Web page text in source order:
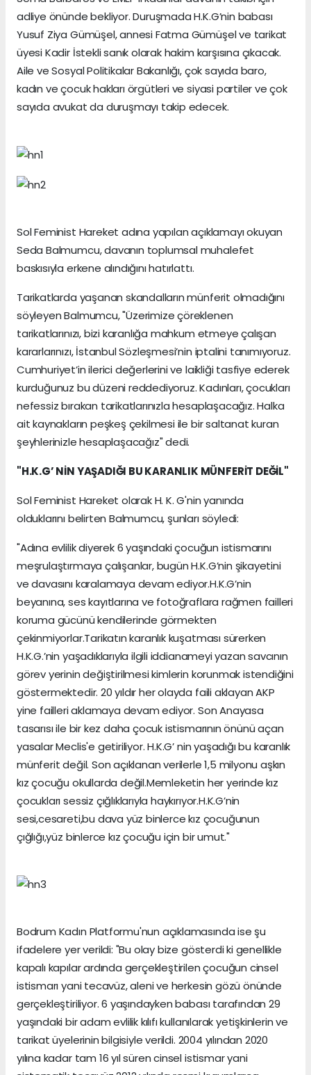
adliye önünde bekliyor. Duruşmada H.K.G’nin babası
Yusuf Ziya Gümüşel, annesi Fatma Gümüşel ve tarikat
üyesi Kadir İstekli sanık olarak hakim karşısına çıkacak.
Aile ve Sosyal Politikalar Bakanlığı, çok sayıda baro,
kadın ve çocuk hakları örgütleri ve siyasi partiler ve çok
sayıda avukat da duruşmayı takip edecek.
Sol Feminist Hareket adına yapılan açıklamayı okuyan
Seda Balmumcu, davanın toplumsal muhalefet
baskısıyla erkene alındığını hatırlattı.
Tarikatlarda yaşanan skandalların münferit olmadığını
söyleyen Balmumcu, "Üzerimize çöreklenen
tarikatlarınızı, bizi karanlığa mahkum etmeye çalışan
kararlarınızı, İstanbul Sözleşmesi’nin iptalini tanımıyoruz.
Cumhuriyet’in ilerici değerlerini ve laikliği tasfiye ederek
kurduğunuz bu düzeni reddediyoruz. Kadınları, çocukları
nefessiz bırakan tarikatlarınızla hesaplaşacağız. Halka
ait kaynakların peşkeş çekilmesi ile bir saltanat kuran
şeyhlerinizle hesaplaşacağız" dedi.
"H.K.G’ NİN YAŞADIĞI BU KARANLIK MÜNFERİT DEĞİL"
Sol Feminist Hareket olarak H. K. G'nin yanında
olduklarını belirten Balmumcu, şunları söyledi:
"Adına evlilik diyerek 6 yaşındaki çocuğun istismarını
meşrulaştırmaya çalışanlar, bugün H.K.G’nin şikayetini
ve davasını karalamaya devam ediyor.H.K.G’nin
beyanına, ses kayıtlarına ve fotoğraflara rağmen failleri
koruma gücünü kendilerinde görmekten
çekinmiyorlar.Tarikatın karanlık kuşatması sürerken
H.K.G.’nin yaşadıklarıyla ilgili iddianameyi yazan savcının
görev yerinin değiştirilmesi kimlerin korunmak istendiğini
göstermektedir. 20 yıldır her olayda faili aklayan AKP
yine failleri aklamaya devam ediyor. Son Anayasa
tasarısı ile bir kez daha çocuk istismarının önünü açan
yasalar Meclis'e getiriliyor. H.K.G’ nin yaşadığı bu karanlık
münferit değil. Son açıklanan verilerle 1,5 milyonu aşkın
kız çocuğu okullarda değil.Memleketin her yerinde kız
çocukları sessiz çığlıklarıyla haykırıyor.H.K.G’nin
sesi,cesareti,bu dava yüz binlerce kız çocuğunun
çığlığı,yüz binlerce kız çocuğu için bir umut."
Bodrum Kadın Platformu'nun açıklamasında ise şu
ifadelere yer verildi: "Bu olay bize gösterdi ki genellikle
kapalı kapılar ardında gerçekleştirilen çocuğun cinsel
istismarı yani tecavüz, aleni ve herkesin gözü önünde
gerçekleştiriliyor. 6 yaşındayken babası tarafından 29
yaşındaki bir adam evlilik kılıfı kullanılarak yetişkinlerin ve
tarikat üyelerinin bilgisiyle verildi. 2004 yılından 2020
yılına kadar tam 16 yıl süren cinsel istismar yani